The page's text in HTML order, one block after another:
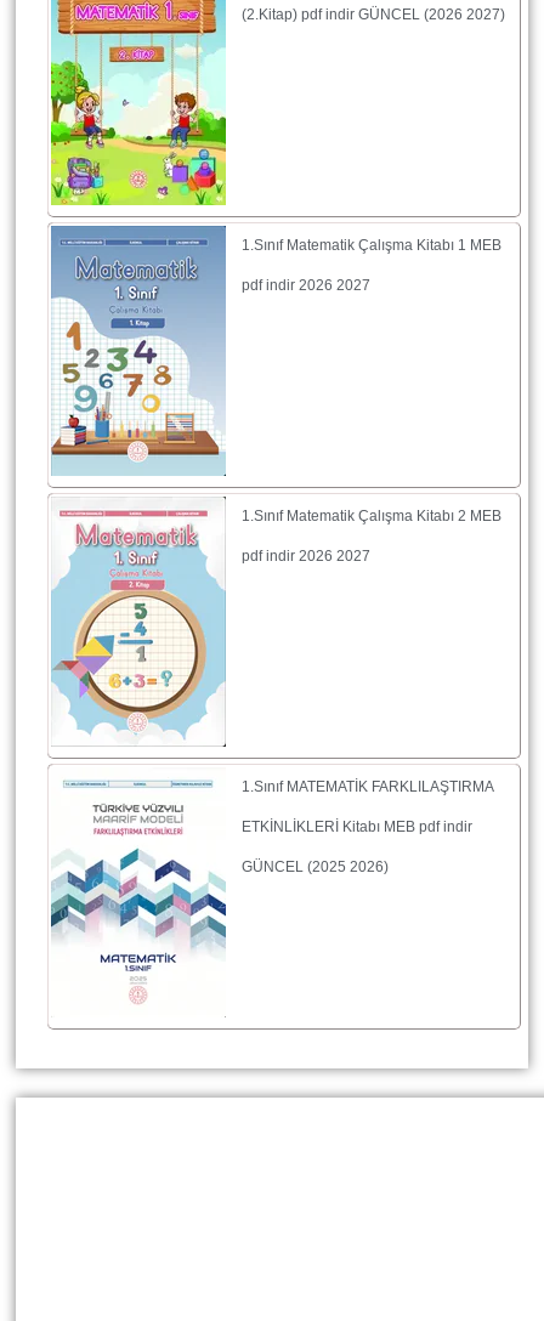
(2.Kitap) pdf indir GÜNCEL (2026 2027)
1.Sınıf Matematik Çalışma Kitabı 1 MEB
pdf indir 2026 2027
1.Sınıf Matematik Çalışma Kitabı 2 MEB
pdf indir 2026 2027
1.Sınıf MATEMATİK FARKLILAŞTIRMA
ETKİNLİKLERİ Kitabı MEB pdf indir
GÜNCEL (2025 2026)